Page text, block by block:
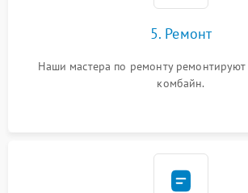
5. Ремонт
Наши мастера по ремонту
комбайн.